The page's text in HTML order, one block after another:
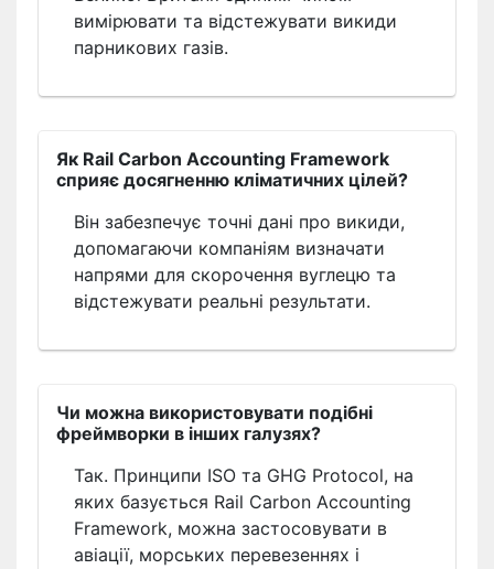
вимірювати та відстежувати викиди
парникових газів.
Як Rail Carbon Accounting Framework
сприяє досягненню кліматичних цілей?
Він забезпечує точні дані про викиди,
допомагаючи компаніям визначати
напрями для скорочення вуглецю та
відстежувати реальні результати.
Чи можна використовувати подібні
фреймворки в інших галузях?
Так. Принципи ISO та GHG Protocol, на
яких базується Rail Carbon Accounting
Framework, можна застосовувати в
авіації, морських перевезеннях і